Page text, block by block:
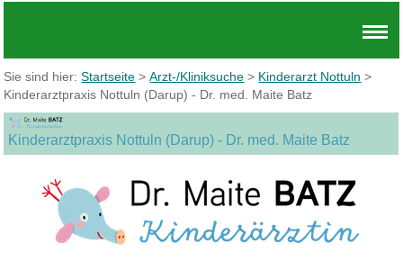
Sie sind hier:Startseite >Arzt-/Kliniksuche > Kinderarzt Nottuln >
Kinderarztpraxis Nottuln (Darup) - Dr. med. Maite Batz
Kinderarztpraxis Nottuln (Darup) - Dr. med. Maite Batz